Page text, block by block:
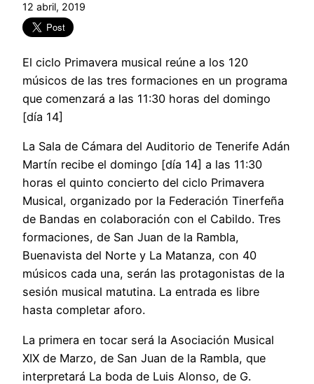
12 abril, 2019
El ciclo Primavera musical reúne a los 120
músicos de las tres formaciones en un programa
que comenzará a las 11:30 horas del domingo
[día 14]
La Sala de Cámara del Auditorio de Tenerife Adán
Martín recibe el domingo [día 14] a las 11:30
horas el quinto concierto del ciclo Primavera
Musical, organizado por la Federación Tinerfeña
de Bandas en colaboración con el Cabildo. Tres
formaciones, de San Juan de la Rambla,
Buenavista del Norte y La Matanza, con 40
músicos cada una, serán las protagonistas de la
sesión musical matutina. La entrada es libre
hasta completar aforo.
La primera en tocar será la Asociación Musical
XIX de Marzo, de San Juan de la Rambla, que
interpretará La boda de Luis Alonso, de G.